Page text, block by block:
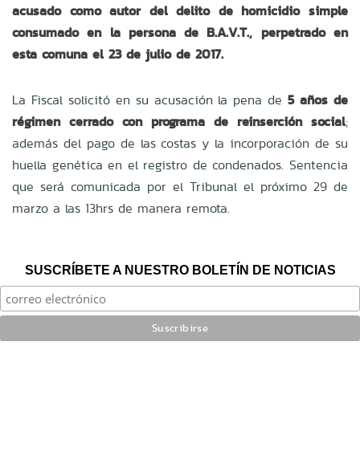
acusado como autor del delito de homicidio simple
consumado en la persona de B.A.V.T., perpetrado en
esta comuna el 23 de julio de 2017.
La Fiscal solicitó en su acusación la pena de5 años de
régimen cerrado con programa de reinserción social;
además del pago de las costas y la incorporación de su
huella genética en el registro de condenados. Sentencia
que será comunicada por el Tribunal el próximo 29 de
marzo a las 13hrs de manera remota.
SUSCRÍBETE A NUESTRO BOLETÍN DE NOTICIAS